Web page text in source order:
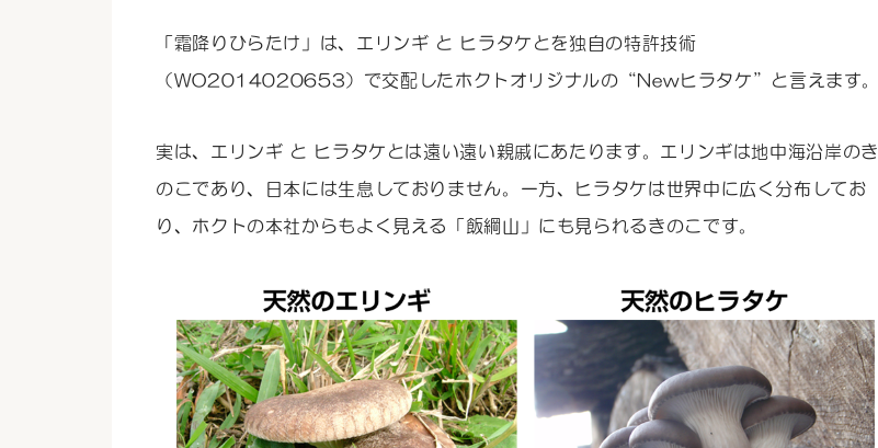
「霜降りひらたけ」は、エリンギ と ヒラタケとを独自の特許技術
（WO2014020653）で交配したホクトオリジナルの“Newヒラタケ”と言えます。
実は、エリンギ と ヒラタケとは遠い遠い親戚にあたります。エリンギは地中海沿岸のき
のこであり、日本には生息しておりません。一方、ヒラタケは世界中に広く分布してお
り、ホクトの本社からもよく見える「飯綱山」にも見られるきのこです。